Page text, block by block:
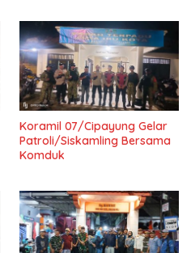
Koramil 07/Cipayung Gelar
Patroli/Siskamling Bersama
Komduk